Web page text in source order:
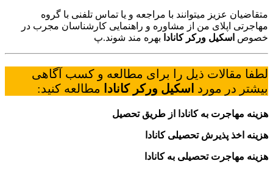
متقاضیان عزیز میتوانند با مراجعه و یا تماس تلفنی با گروه
مهاجرتی اپلای من از مشاوره و راهنمایی کارشناسان مجرب در
خصوص اسکیل ورکر کانادا بهره مند شوند.پ
لطفا مقالات ذیل را برای مطالعه و کسب آگاهی
بیشتر در مورد اسکیل ورکر کانادا مطالعه کنید:
هزینه مهاجرت به کانادا از طریق تحصیل
هزینه اخذ پذیرش تحصیلی کانادا
هزینه مهاجرت تحصیلی به کانادا